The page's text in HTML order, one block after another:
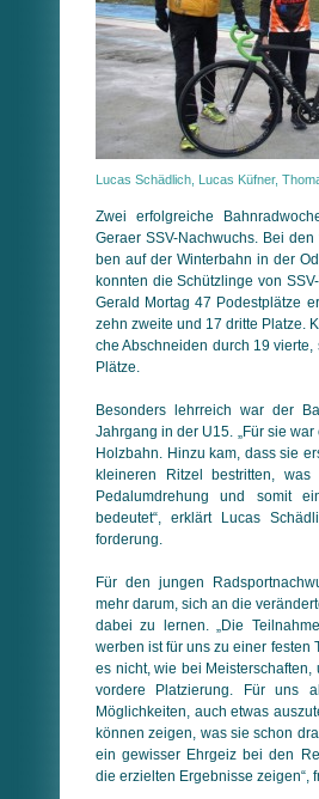
Lucas Schädlich, Lucas Küfner,
Zwei erfolgreiche
Geraer SSV-Nachwuchs. Bei
ben auf der Winterbahn in der
konnten die Schützlinge von
Gerald Mortag 47 Podestplätze
zehn zweite und 17 dritte Platze.
che Abschneiden durch 19
Plätze.
Besonders lehrreich war der
Jahrgang in der U15. „Für sie
Holzbahn. Hinzu kam, dass sie
kleineren Ritzel bestritten,
Pedalumdrehung und somit
bedeutet“, erklärt Lucas
forderung.
Für den jungen
mehr darum, sich an die
dabei zu lernen. „Die
werben ist für uns zu einer festen
es nicht, wie bei
vordere Platzierung. Für uns
Möglichkeiten, auch etwas
können zeigen, was sie schon
ein gewisser Ehrgeiz bei den
die erzielten Ergebnisse zeigen“,